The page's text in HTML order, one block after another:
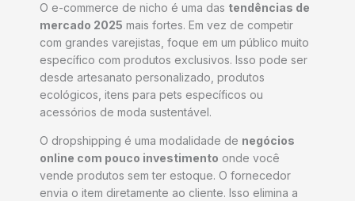
O e-commerce de nicho é uma das tendências de
mercado 2025 mais fortes. Em vez de competir
com grandes varejistas, foque em um público muito
específico com produtos exclusivos. Isso pode ser
desde artesanato personalizado, produtos
ecológicos, itens para pets específicos ou
acessórios de moda sustentável.
O dropshipping é uma modalidade de negócios
online com pouco investimento onde você
vende produtos sem ter estoque. O fornecedor
envia o item diretamente ao cliente. Isso elimina a